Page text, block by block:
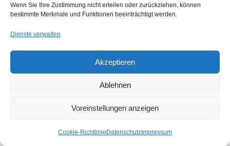
Wenn Sie Ihre Zustimmung nicht erteilen oder zurückziehen, können
bestimmte Merkmale und Funktionen beeinträchtigt werden.
Dienste verwalten
Akzeptieren
Ablehnen
Voreinstellungen anzeigen
Cookie-Richtlinie Datenschutz Impressum
Designed byWPZOOM